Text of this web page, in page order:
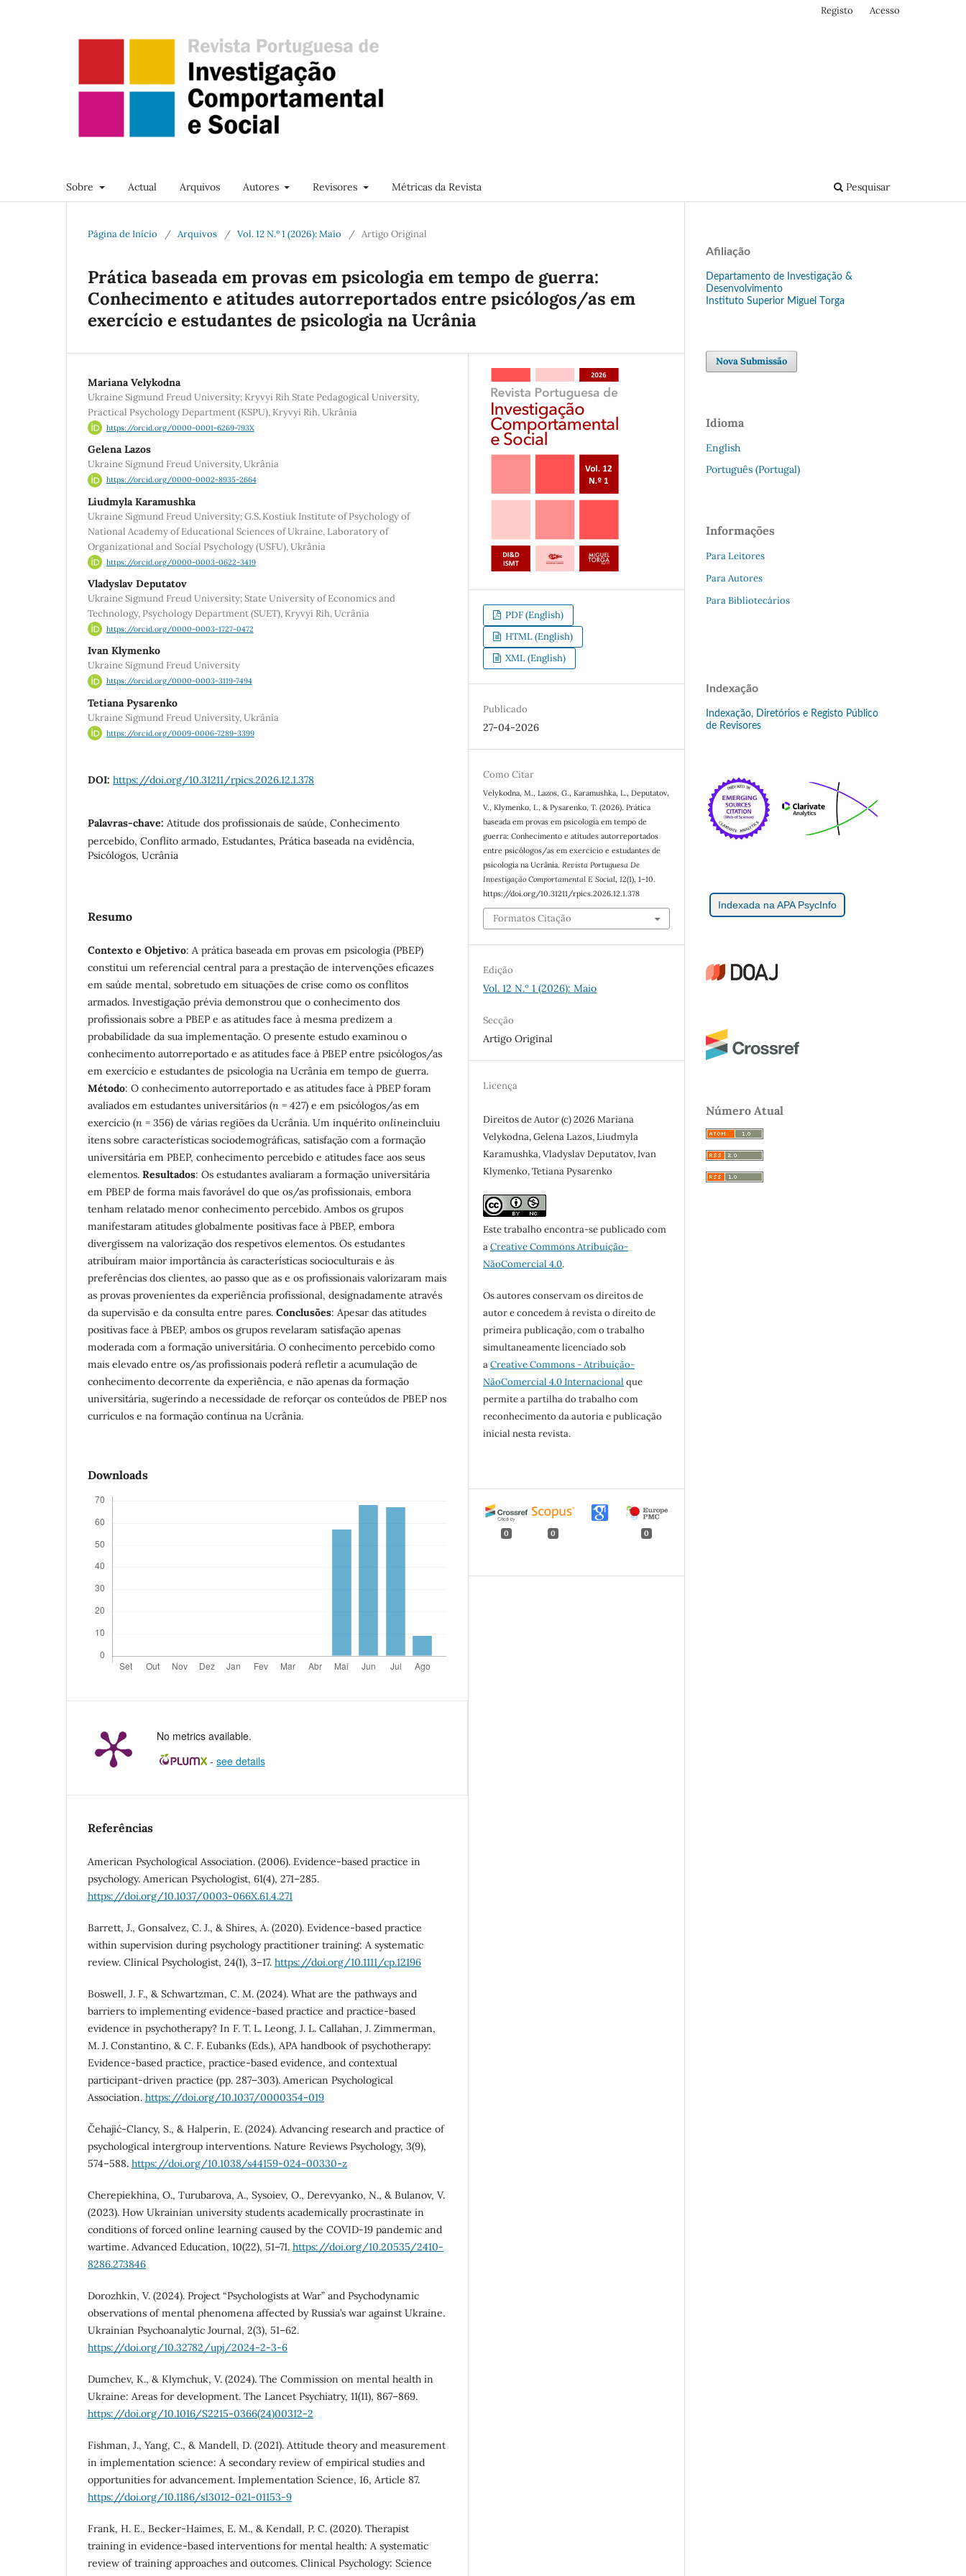
Sobre Actual Arquivos Autores Revisores Métricas da Revista Pesquisar
Registo Acesso
Página de Início / Arquivos / Vol. 12 N.º 1 (2026): Maio / Artigo Original
Prática baseada em provas em psicologia em tempo de guerra:
Conhecimento e atitudes autorreportados entre psicólogos/as em
exercício e estudantes de psicologia na Ucrânia
Mariana Velykodna
Ukraine Sigmund Freud University; Kryvyi Rih State Pedagogical University,
Practical Psychology Department (KSPU), Kryvyi Rih, Ukrânia
https://orcid.org/0000-0001-6269-793X
Gelena Lazos
Ukraine Sigmund Freud University, Ukrânia
https://orcid.org/0000-0002-8935-2664
Liudmyla Karamushka
Ukraine Sigmund Freud University; G.S. Kostiuk Institute of Psychology of
National Academy of Educational Sciences of Ukraine, Laboratory of
Organizational and Social Psychology (USFU), Ukrânia
https://orcid.org/0000-0003-0622-3419
Vladyslav Deputatov
Ukraine Sigmund Freud University; State University of Economics and
Technology, Psychology Department (SUET), Kryvyi Rih, Ucrânia
https://orcid.org/0000-0003-1727-0472
Ivan Klymenko
Ukraine Sigmund Freud University
https://orcid.org/0000-0003-3119-7494
Tetiana Pysarenko
Ukraine Sigmund Freud University, Ukrânia
https://orcid.org/0009-0006-7289-3399
DOI: https://doi.org/10.31211/rpics.2026.12.1.378
Palavras-chave: Atitude dos profissionais de saúde, Conhecimento
percebido, Conflito armado, Estudantes, Prática baseada na evidência,
Psicólogos, Ucrânia
Resumo
Contexto e Objetivo: A prática baseada em provas em psicologia (PBEP)
constitui um referencial central para a prestação de intervenções eficazes
em saúde mental, sobretudo em situações de crise como os conflitos
armados. Investigação prévia demonstrou que o conhecimento dos
profissionais sobre a PBEP e as atitudes face à mesma predizem a
probabilidade da sua implementação. O presente estudo examinou o
conhecimento autorreportado e as atitudes face à PBEP entre psicólogos/as
em exercício e estudantes de psicologia na Ucrânia em tempo de guerra.
Método: O conhecimento autorreportado e as atitudes face à PBEP foram
avaliados em estudantes universitários (n = 427) e em psicólogos/as em
exercício (n = 356) de várias regiões da Ucrânia. Um inquérito onlineincluiu
itens sobre características sociodemográficas, satisfação com a formação
universitária em PBEP, conhecimento percebido e atitudes face aos seus
elementos. Resultados: Os estudantes avaliaram a formação universitária
em PBEP de forma mais favorável do que os/as profissionais, embora
tenham relatado menor conhecimento percebido. Ambos os grupos
manifestaram atitudes globalmente positivas face à PBEP, embora
divergissem na valorização dos respetivos elementos. Os estudantes
atribuíram maior importância às características socioculturais e às
preferências dos clientes, ao passo que as e os profissionais valorizaram mais
as provas provenientes da experiência profissional, designadamente através
da supervisão e da consulta entre pares. Conclusões: Apesar das atitudes
positivas face à PBEP, ambos os grupos revelaram satisfação apenas
moderada com a formação universitária. O conhecimento percebido como
mais elevado entre os/as profissionais poderá refletir a acumulação de
conhecimento decorrente da experiência, e não apenas da formação
universitária, sugerindo a necessidade de reforçar os conteúdos de PBEP nos
currículos e na formação contínua na Ucrânia.
Downloads
No metrics available.
- see details
Referências
American Psychological Association. (2006). Evidence-based practice in
psychology. American Psychologist, 61(4), 271–285.
https://doi.org/10.1037/0003-066X.61.4.271
Barrett, J., Gonsalvez, C. J., & Shires, A. (2020). Evidence-based practice
within supervision during psychology practitioner training: A systematic
review. Clinical Psychologist, 24(1), 3–17. https://doi.org/10.1111/cp.12196
Boswell, J. F., & Schwartzman, C. M. (2024). What are the pathways and
barriers to implementing evidence-based practice and practice-based
evidence in psychotherapy? In F. T. L. Leong, J. L. Callahan, J. Zimmerman,
M. J. Constantino, & C. F. Eubanks (Eds.), APA handbook of psychotherapy:
Evidence-based practice, practice-based evidence, and contextual
participant-driven practice (pp. 287–303). American Psychological
Association. https://doi.org/10.1037/0000354-019
Čehajić-Clancy, S., & Halperin, E. (2024). Advancing research and practice of
psychological intergroup interventions. Nature Reviews Psychology, 3(9),
574–588. https://doi.org/10.1038/s44159-024-00330-z
Cherepiekhina, O., Turubarova, A., Sysoiev, O., Derevyanko, N., & Bulanov, V.
(2023). How Ukrainian university students academically procrastinate in
conditions of forced online learning caused by the COVID-19 pandemic and
wartime. Advanced Education, 10(22), 51–71. https://doi.org/10.20535/2410-
8286.273846
Dorozhkin, V. (2024). Рroject “Psychologists at War” and Psychodynamic
observations of mental phenomena affected by Russia’s war against Ukraine.
Ukrainian Psychoanalytic Journal, 2(3), 51–62.
https://doi.org/10.32782/upj/2024-2-3-6
Dumchev, K., & Klymchuk, V. (2024). The Commission on mental health in
Ukraine: Areas for development. The Lancet Psychiatry, 11(11), 867–869.
https://doi.org/10.1016/S2215-0366(24)00312-2
Fishman, J., Yang, C., & Mandell, D. (2021). Attitude theory and measurement
in implementation science: A secondary review of empirical studies and
opportunities for advancement. Implementation Science, 16, Article 87.
https://doi.org/10.1186/s13012-021-01153-9
Frank, H. E., Becker-Haimes, E. M., & Kendall, P. C. (2020). Therapist
training in evidence-based interventions for mental health: A systematic
review of training approaches and outcomes. Clinical Psychology: Science
PDF (English)
HTML (English)
XML (English)
Publicado
27-04-2026
Como Citar
Velykodna, M., Lazos, G., Karamushka, L., Deputatov,
V., Klymenko, I., & Pysarenko, T. (2026). Prática
baseada em provas em psicologia em tempo de
guerra: Conhecimento e atitudes autorreportados
entre psicólogos/as em exercício e estudantes de
psicologia na Ucrânia.Revista Portuguesa De
Investigação Comportamental E Social,12(1), 1–10.
https://doi.org/10.31211/rpics.2026.12.1.378
Formatos Citação
Edição
Vol. 12 N.º 1 (2026): Maio
Secção
Artigo Original
Licença
Direitos de Autor (c) 2026 Mariana
Velykodna, Gelena Lazos, Liudmyla
Karamushka, Vladyslav Deputatov, Ivan
Klymenko, Tetiana Pysarenko
Este trabalho encontra-se publicado com
aCreative Commons Atribuição-
NãoComercial 4.0.
Os autores conservam os direitos de
autor e concedem à revista o direito de
primeira publicação, com o trabalho
simultaneamente licenciado sob
aCreative Commons - Atribuição-
NãoComercial 4.0 Internacional que
permite a partilha do trabalho com
reconhecimento da autoria e publicação
inicial nesta revista.
0 0 0
Afiliação
Departamento de Investigação &
Desenvolvimento
Instituto Superior Miguel Torga
Nova Submissão
Idioma
English
Português (Portugal)
Informações
Para Leitores
Para Autores
Para Bibliotecários
Indexação
Indexação, Diretórios e Registo Público
de Revisores
Indexada na APA PsycInfo
Número Atual